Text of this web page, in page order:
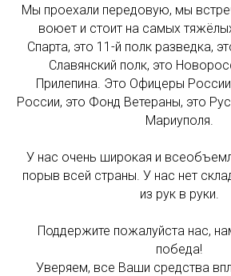
Мы проехали передовую, мы
воюет и стоит на самых
Спарта, это 11-й полк разведка,
Славянский полк, это
Прилепина. Это Офицеры
России, это Фонд Ветераны, это
Мариуполя.
У нас очень широкая и
порыв всей страны. У нас нет
из рук в руки.
Поддержите пожалуйста нас,
победа!
Уверяем, все Ваши средства